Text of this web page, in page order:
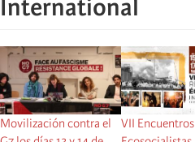
International
Movilización contra el
VII Encuentros